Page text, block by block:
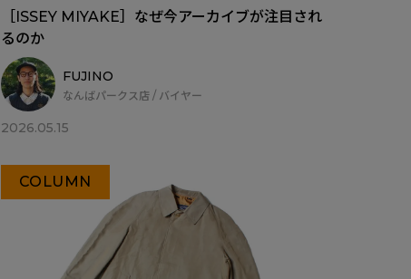
［ISSEY MIYAKE］なぜ今アーカイブが注目され
るのか
FUJINO
なんばパークス店 / バイヤー
2026.05.15
COLUMN